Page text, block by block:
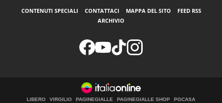
CONTENUTI SPECIALI CONTATTACI MAPPA DEL SITO
FEED RSS
ARCHIVIO
LIBERO VIRGILIO PAGINEGIALLE PAGINEGIALLE SHOP
PGCASA